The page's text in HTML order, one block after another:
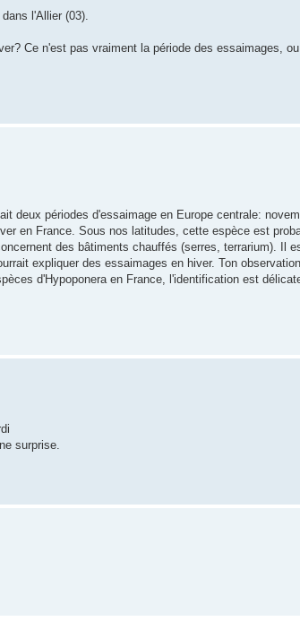
l'Allier (03).
Ce n'est pas vraiment la période des essaimages,
deux périodes d'essaimage en Europe centrale:
en France. Sous nos latitudes, cette espèce est
des bâtiments chauffés (serres, terrarium). Il
expliquer des essaimages en hiver. Ton
d'Hypoponera en France, l'identification est
surprise.